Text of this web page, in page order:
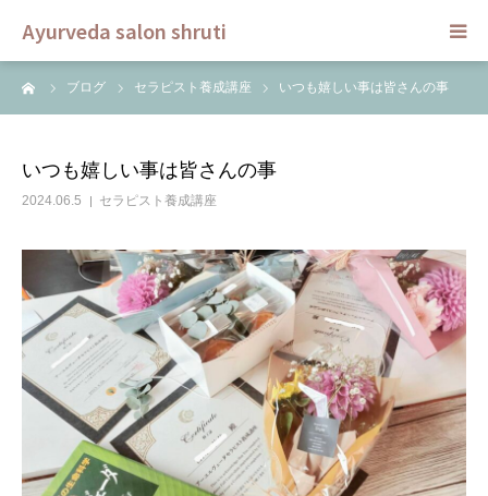
Ayurveda salon shruti
ブログ セラピスト養成講座 いつも嬉しい事は皆さんの事
いつも嬉しい事は皆さんの事
2024.06.5 セラピスト養成講座
HOME
ご予約
セラピスト
ブログ